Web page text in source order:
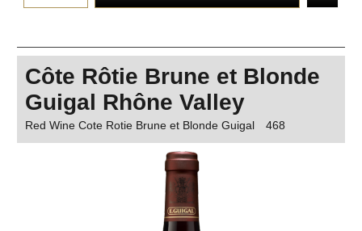
Côte Rôtie Brune et Blonde
Guigal Rhône Valley
Red Wine Cote Rotie Brune et Blonde Guigal 468